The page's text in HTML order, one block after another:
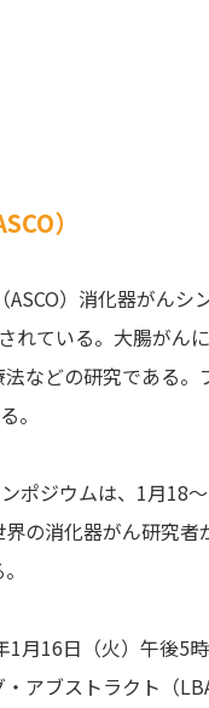
）
）消化器がん
れている。大腸がん
などの研究である
。
ポジウムは、1月18
の消化器がん研究
1月16日（火）午後5
アブストラクト（